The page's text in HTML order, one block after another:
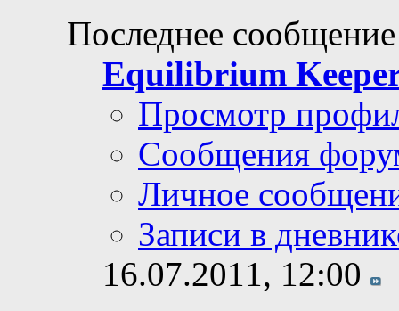
Последнее
Equilibrium
Просмотр
Сообщения
Личное
Записи в
16.07.2011, 12:00